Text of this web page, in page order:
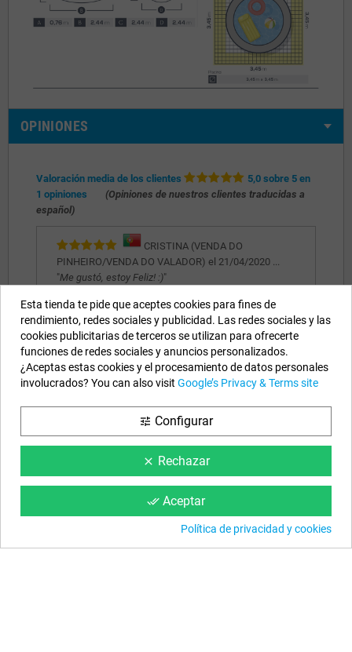
OPINIONES
Valoración media de los clientes
5,0 sobre 5 en
1 opiniones
(Opiniones de nuestros clientes traducidas a
español)
CRISTINA (VENDA DO
PINHEIRO/VENDA DO VALADOR) el 21/04/2020 ...
"Me gustó, estoy Feliz! :)"
Nuestros Datos
EYAROC COMPANY SL (ESB06590913)
924.951.204
info@piscinasdesmontables.com
Esta tienda te pide que aceptes cookies para fines de
rendimiento, redes sociales y publicidad. Las redes sociales y las
cookies publicitarias de terceros se utilizan para ofrecerte
funciones de redes sociales y anuncios personalizados.
¿Aceptas estas cookies y el procesamiento de datos personales
involucrados? You can also visit Google’s Privacy & Terms site
tune Configurar
clear Rechazar
done_all Aceptar
Política de privacidad y cookies